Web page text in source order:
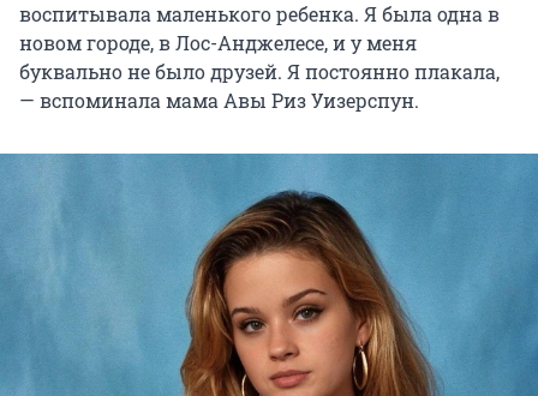
воспитывала маленького ребенка. Я была одна в
новом городе, в Лос-Анджелесе, и у меня
буквально не было друзей. Я постоянно плакала,
— вспоминала мама Авы Риз Уизерспун.